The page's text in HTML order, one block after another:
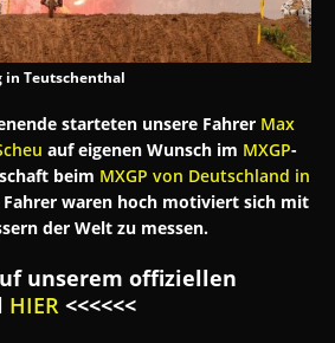
in Teutschenthal
starteten unsere Fahrer Max
auf eigenen Wunsch im MXGP-
beim MXGP von Deutschland in
Fahrer waren hoch motiviert sich mit
der Welt zu messen.
unserem offiziellen
HIER <<<<<<